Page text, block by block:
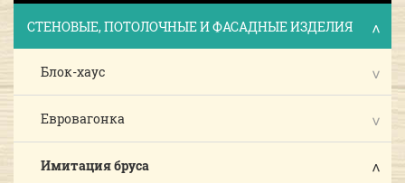
СТЕНОВЫЕ, ПОТОЛОЧНЫЕ И ФАСАДНЫЕ ИЗДЕЛИЯ
Блок-хаус
Евровагонка
Имитация бруса